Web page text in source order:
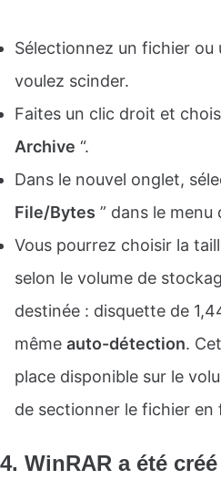
Sélectionnez un fichier ou
voulez scinder.
Faites un clic droit et
Archive “.
Dans le nouvel onglet,
File/Bytes ” dans le menu
Vous pourrez choisir la
selon le volume de
destinée : disquette de
même auto-détection.
place disponible sur le
de sectionner le fichier en
4. WinRAR a été